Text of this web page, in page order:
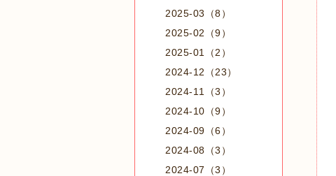
2025-03（8）
2025-02（9）
2025-01（2）
2024-12（23）
2024-11（3）
2024-10（9）
2024-09（6）
2024-08（3）
2024-07（3）